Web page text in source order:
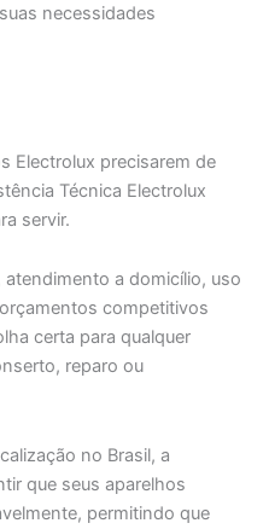
necessidades
Electrolux precisarem de
Técnica Electrolux
servir.
a domicílio, uso
competitivos
certa para qualquer
reparo ou
no Brasil, a
que seus aparelhos
permitindo que